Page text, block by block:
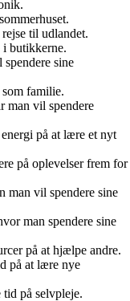
til udlandet.
i butikkerne.
sine
familie.
man vil spendere
på at lære et nyt
på oplevelser frem for
man vil spendere sine
man spendere sine
på at hjælpe andre.
på at lære nye
på selvpleje.